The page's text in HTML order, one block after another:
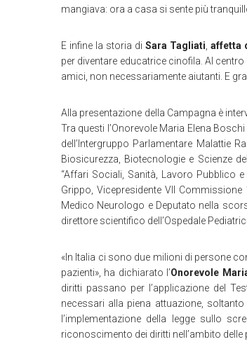
mangiava: ora a casa si sente più
E infine la storia diSara Tagliati ,affetta
per diventare educatrice cinofila. Al
amici, non necessariamente aiutanti. E
Alla presentazione della Campagna è
Tra questi l’Onorevole Maria Elena
dell’Intergruppo Parlamentare Malattie
Biosicurezza, Biotecnologie e Scienze
“Affari Sociali, Sanità, Lavoro Pubblico
Grippo, Vicepresidente VII Commissione
Medico Neurologo e Deputato nella
direttore scientifico dell’Ospedale
«In Italia ci sono due milioni di persone
pazienti», ha dichiarato l’Onorevole
diritti passano per l’applicazione del
necessari alla piena attuazione,
l’implementazione della legge sullo
riconoscimento dei diritti nell’ambito delle